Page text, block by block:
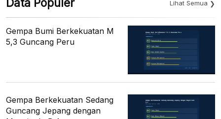
Data Populer Lihat Semua
Gempa Bumi Berkekuatan M
5,3 Guncang Peru
Gempa Berkekuatan Sedang
Guncang Jepang dengan